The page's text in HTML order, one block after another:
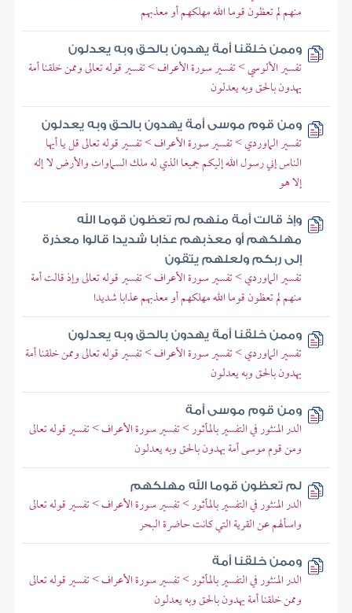
منهم لم تعظون قوما الله مهلكهم أو معذبهم
وممن خلقنا أمة يهدون بالحق وبه يعدلون
تفسير الألوسي > تفسير سورة الأعراف > تفسير قوله تعالى وممن خلقنا أمة
يهدون بالحق وبه يعدلون
ومن قوم موسى أمة يهدون بالحق وبه يعدلون
تفسير الماوردي > تفسير سورة الأعراف > تفسير قوله تعالى قل يا أيها
الناس إني رسول الله إليكم جميعا الذي له ملك السماوات والأرض لا إله
إلا هو
وإذ قالت أمة منهم لم تعظون قوما الله
مهلكهم أو معذبهم عذابا شديدا قالوا معذرة
إلى ربكم ولعلهم يتقون
تفسير الماوردي > تفسير سورة الأعراف > تفسير قوله تعالى وإذ قالت أمة
منهم لم تعظون قوما الله مهلكهم أو معذبهم عذابا شديدا
وممن خلقنا أمة يهدون بالحق وبه يعدلون
تفسير الماوردي > تفسير سورة الأعراف > تفسير قوله تعالى وممن خلقنا أمة
يهدون بالحق وبه يعدلون
ومن قوم موسى أمة
الدر المنثور في التفسير بالمأثور > تفسير سورة الأعراف > تفسير قوله تعالى
ومن قوم موسى أمة يهدون بالحق وبه يعدلون
لم تعظون قوما الله مهلكهم
الدر المنثور في التفسير بالمأثور > تفسير سورة الأعراف > تفسير قوله تعالى
واسألهم عن القرية التي كانت حاضرة البحر
وممن خلقنا أمة
الدر المنثور في التفسير بالمأثور > تفسير سورة الأعراف > تفسير قوله تعالى
وممن خلقنا أمة يهدون بالحق وبه يعدلون